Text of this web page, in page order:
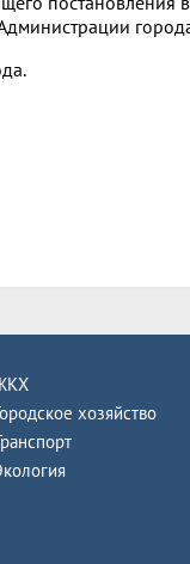
хозяйство